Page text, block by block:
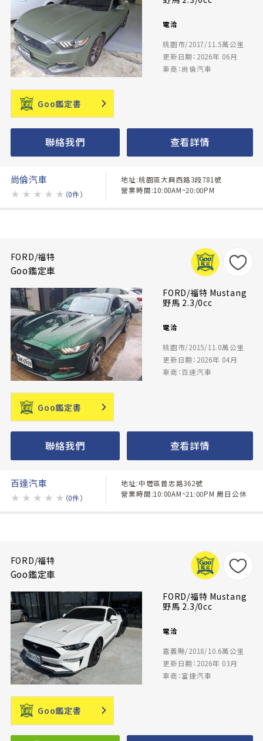
電洽
桃園市/2017/11.5萬公里
更新日期：2026年 06月
車商：尚倫汽車
Goo鑑定書
聯絡我們 查看詳情
尚倫汽車
★ ★ ★ ★ ★ （0件）
地址:桃園區大興西路3段781號
營業時間:10:00AM~20:00PM
FORD/福特
Goo鑑定車
FORD/福特 Mustang
野馬 2.3/0cc
電洽
桃園市/2015/11.0萬公里
更新日期：2026年 04月
車商：百達汽車
Goo鑑定書
聯絡我們 查看詳情
百達汽車
★ ★ ★ ★ ★ （0件）
地址:中壢區普忠路362號
營業時間:10:00AM~21:00PM 周日公休
FORD/福特
Goo鑑定車
FORD/福特 Mustang
野馬 2.3/0cc
電洽
嘉義縣/2018/10.6萬公里
更新日期：2026年 03月
車商：富捷汽車
Goo鑑定書